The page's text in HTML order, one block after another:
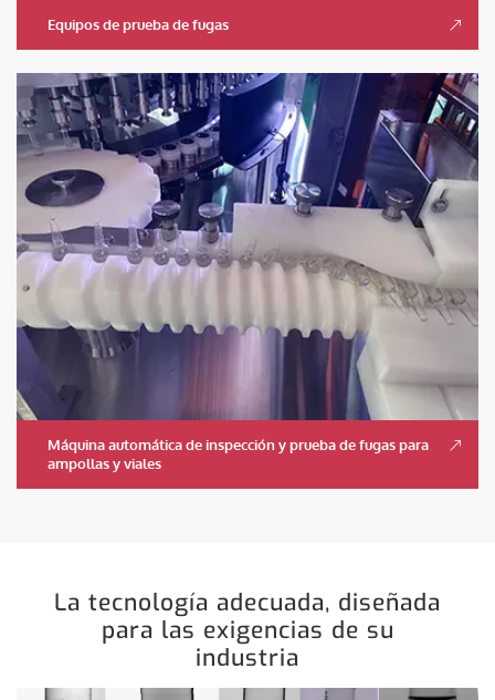
Equipos de prueba de fugas
Máquina automática de inspección y prueba de fugas para
ampollas y viales
La tecnología adecuada, diseñada
para las exigencias de su
industria